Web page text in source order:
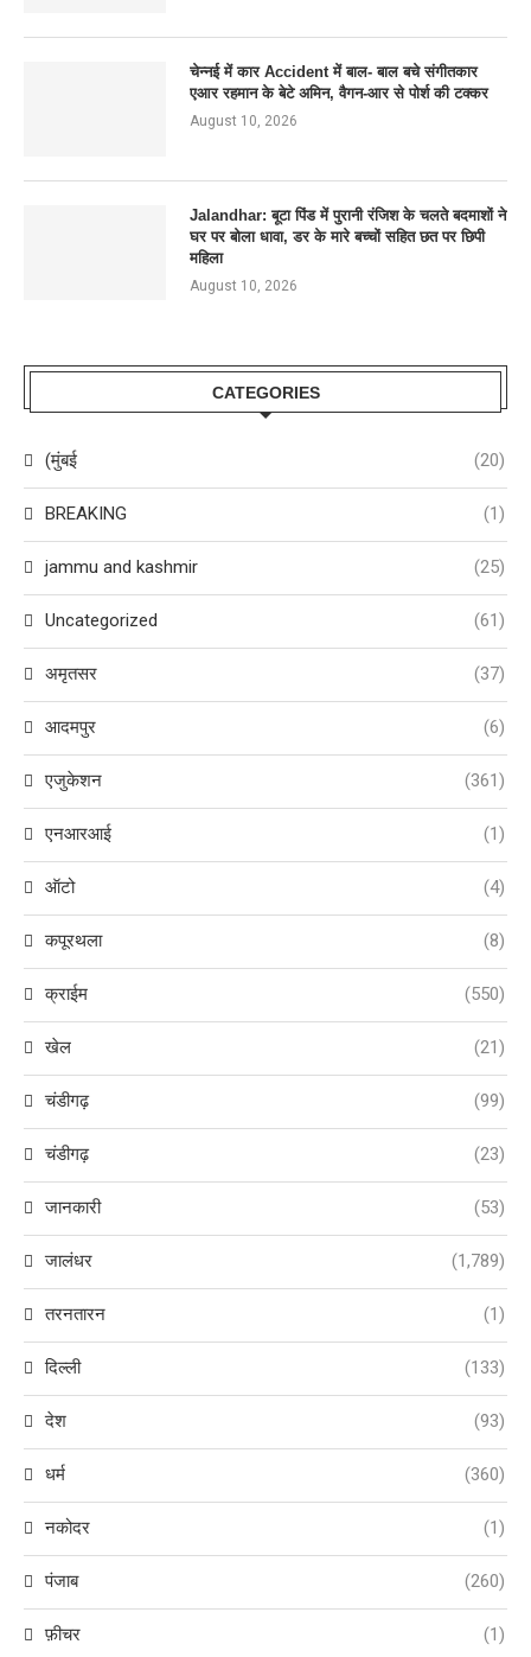
चेन्नई में कार Accident में बाल- बाल बचे संगीतकार
एआर रहमान के बेटे अमिन, वैगन-आर से पोर्श की टक्कर
August 10, 2026
Jalandhar: बूटा पिंड में पुरानी रंजिश के चलते बदमाशों ने
घर पर बोला धावा, डर के मारे बच्चों सहित छत पर छिपी
महिला
August 10, 2026
CATEGORIES
(मुंबई (20)
BREAKING (1)
jammu and kashmir (25)
Uncategorized (61)
अमृतसर (37)
आदमपुर (6)
एजुकेशन (361)
एनआरआई (1)
ऑटो (4)
कपूरथला (8)
क्राईम (550)
खेल (21)
चंडीगढ़ (99)
चंडीगढ़ (23)
जानकारी (53)
जालंधर (1,789)
तरनतारन (1)
दिल्ली (133)
देश (93)
धर्म (360)
नकोदर (1)
पंजाब (260)
फ़ीचर (1)